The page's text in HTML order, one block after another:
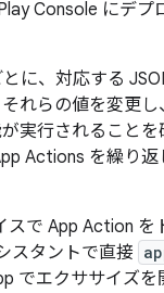
Console にデプ
に、対応する
れらの値を変更
実行されることを
Actions を繰り返
で App Action を
スタントで直接
でエクササイズ